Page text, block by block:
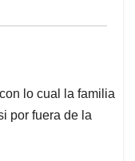
lo cual la familia
por fuera de la